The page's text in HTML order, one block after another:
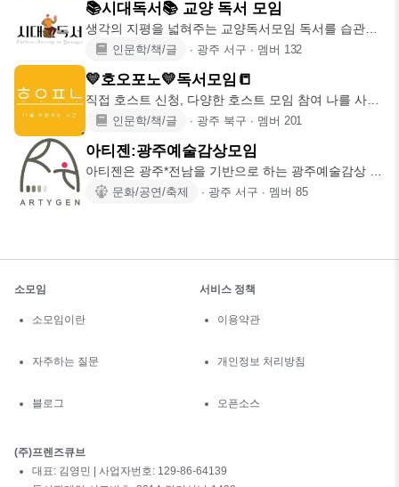
📚시대독서📚 교양 독서 모임
생각의 지평을 넓혀주는 교양독서모임 독서를 습관으
로 만들고 싶으신 분
인문학/책/글 ∙ 광주 서구 ∙ 멤버 132
💛호오포노💛독서모임📒
직접 호스트 신청, 다양한 호스트 모임 참여 나를 사랑
하는 시간 💛
인문학/책/글 ∙ 광주 북구 ∙ 멤버 201
아티젠:광주예술감상모임
아티젠은 광주*전남을 기반으로 하는 광주예술감상 모
임입니다. 전시회, 음
문화/공연/축제 ∙ 광주 서구 ∙ 멤버 85
소모임
소모임이란
자주하는 질문
블로그
서비스 정책
이용약관
개인정보 처리방침
오픈소스
(주)프렌즈큐브
대표: 김영민 | 사업자번호: 129-86-64139